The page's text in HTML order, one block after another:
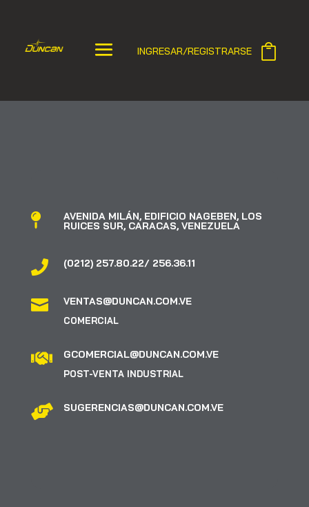
INGRESAR/REGISTRARSE
 AVENIDA MILÁN, EDIFICIO NAGEBEN, LOS
RUICES SUR, CARACAS, VENEZUELA
 (0212) 257.80.22/ 256.36.11
 VENTAS@DUNCAN.COM.VE
COMERCIAL
 GCOMERCIAL@DUNCAN.COM.VE
POST-VENTA INDUSTRIAL
 SUGERENCIAS@DUNCAN.COM.VE